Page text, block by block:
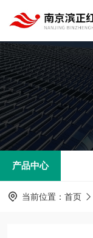
产品中心
当前位置： 首页